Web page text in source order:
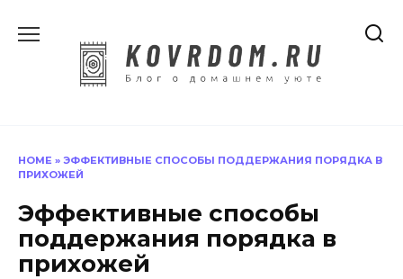
содержанию
HOME » ЭФФЕКТИВНЫЕ СПОСОБЫ ПОДДЕРЖАНИЯ ПОРЯДКА В
ПРИХОЖЕЙ
Эффективные способы
поддержания порядка в
прихожей